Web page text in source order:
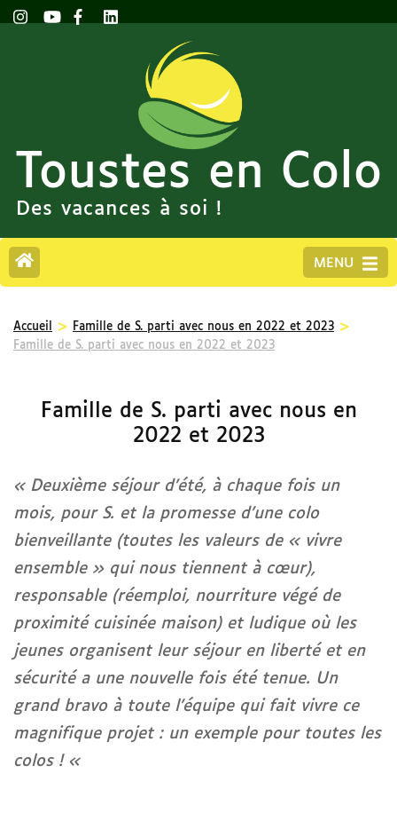
Toustes en Colo
Des vacances à soi !
MENU
Accueil > Famille de S. parti avec nous en 2022 et 2023 >
Famille de S. parti avec nous en 2022 et 2023
Famille de S. parti avec nous en
2022 et 2023
« Deuxième séjour d’été, à chaque fois un
mois, pour S. et la promesse d’une colo
bienveillante (toutes les valeurs de « vivre
ensemble » qui nous tiennent à cœur),
responsable (réemploi, nourriture végé de
proximité cuisinée maison) et ludique où les
jeunes organisent leur séjour en liberté et en
sécurité a une nouvelle fois été tenue. Un
grand bravo à toute l’équipe qui fait vivre ce
magnifique projet : un exemple pour toutes les
colos ! «